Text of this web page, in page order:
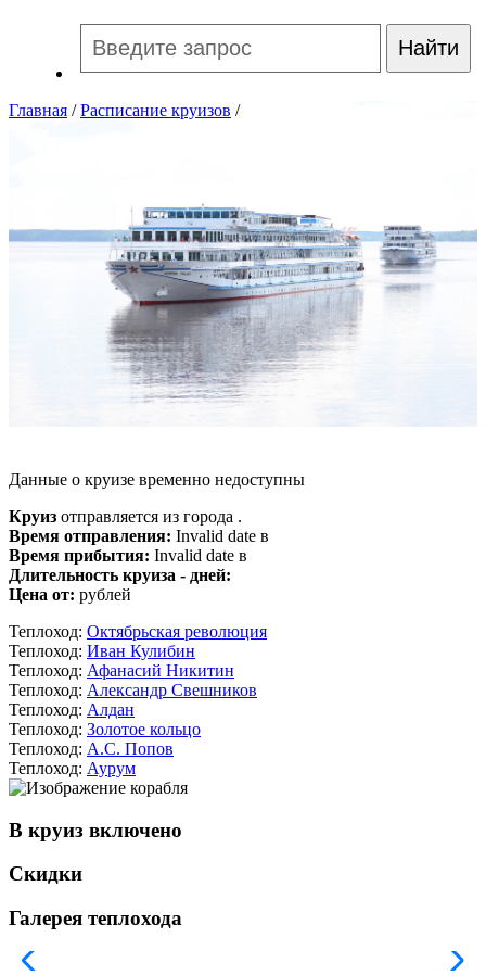
Главная /Расписание круизов /
Данные о круизе временно недоступны
Круиз отправляется из города .
Время отправления: Invalid date в
Время прибытия: Invalid date в
Длительность круиза - дней:
Цена от: рублей
Теплоход: Октябрьская революция
Теплоход: Иван Кулибин
Теплоход: Афанасий Никитин
Теплоход: Александр Свешников
Теплоход: Алдан
Теплоход: Золотое кольцо
Теплоход: А.С. Попов
Теплоход: Аурум
В круиз включено
Скидки
Галерея теплохода